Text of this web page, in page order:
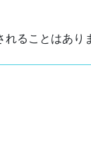
ることはあり